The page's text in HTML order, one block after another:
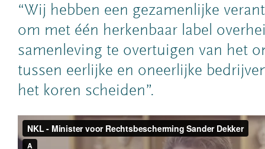
“Wij hebben een gezamenlijke
om met één herkenbaar label
samenleving te overtuigen van het
tussen eerlijke en oneerlijke
het koren scheiden”.